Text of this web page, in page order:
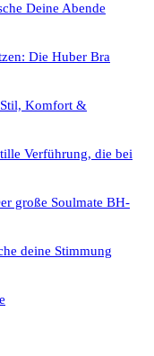
Deine Abende
Die Huber Bra
Komfort &
Verführung, die bei
große Soulmate BH-
deine Stimmung